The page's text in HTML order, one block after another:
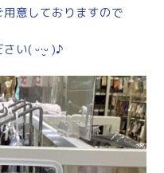
意しておりますので
い( ᵕ·̮ᵕ )♪